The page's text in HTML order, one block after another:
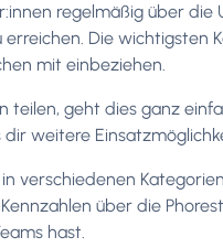
regelmäßig über die
Die wichtigsten
mit einbeziehen.
teilen, geht dies ganz
dir weitere
verschiedenen
über die
hast.